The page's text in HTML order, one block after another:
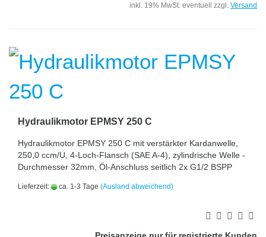
inkl. 19% MwSt. eventuell zzgl. Versand
Hydraulikmotor EPMSY 250 C
Hydraulikmotor EPMSY 250 C mit verstärkter Kardanwelle,
250,0 ccm/U, 4-Loch-Flansch (SAE A-4), zylindrische Welle -
Durchmesser 32mm, Öl-Anschluss seitlich 2x G1/2 BSPP
Lieferzeit: ca. 1-3 Tage (Ausland abweichend)